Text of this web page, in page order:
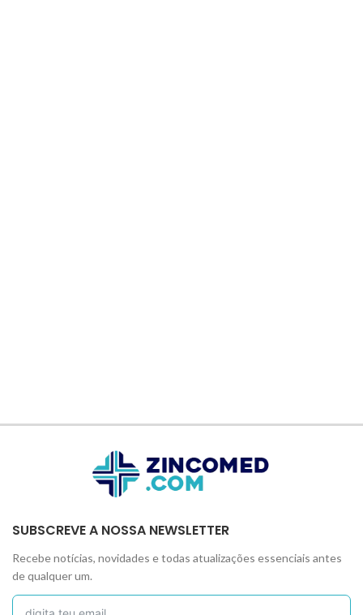
SUBSCREVE A NOSSA NEWSLETTER
Recebe notícias, novidades e todas atualizações essenciais antes
de qualquer um.